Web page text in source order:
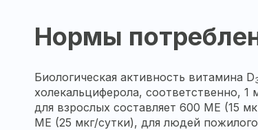
Нормы
Биологическая активность витамина D
холекальциферола, соответственно,
для взрослых составляет 600 МЕ (15
МЕ (25 мкг/сутки), для людей